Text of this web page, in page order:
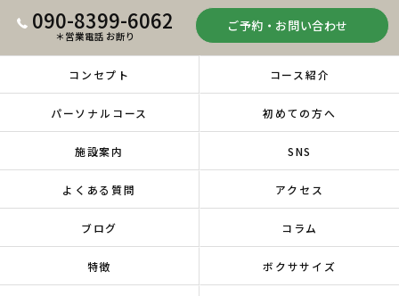
090-8399-6062
＊営業電話 お断り
ご予約・お問い合わせ
コンセプト コース紹介
パーソナルコース 初めての方へ
施設案内 SNS
よくある質問 アクセス
ブログ コラム
特徴 ボクササイズ